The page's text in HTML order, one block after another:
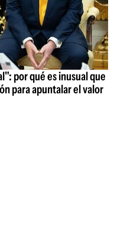
por qué es inusual que
para apuntalar el valor